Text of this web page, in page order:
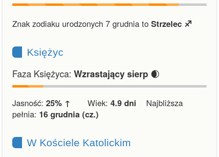
Znak zodiaku urodzonych 7 grudnia to Strzelec ♐︎
Księżyc
Faza Księżyca: Wzrastający sierp 🌒
Jasność: 25% ↑ Wiek: 4.9 dni Najbliższa
pełnia: 16 grudnia (cz.)
W Kościele Katolickim